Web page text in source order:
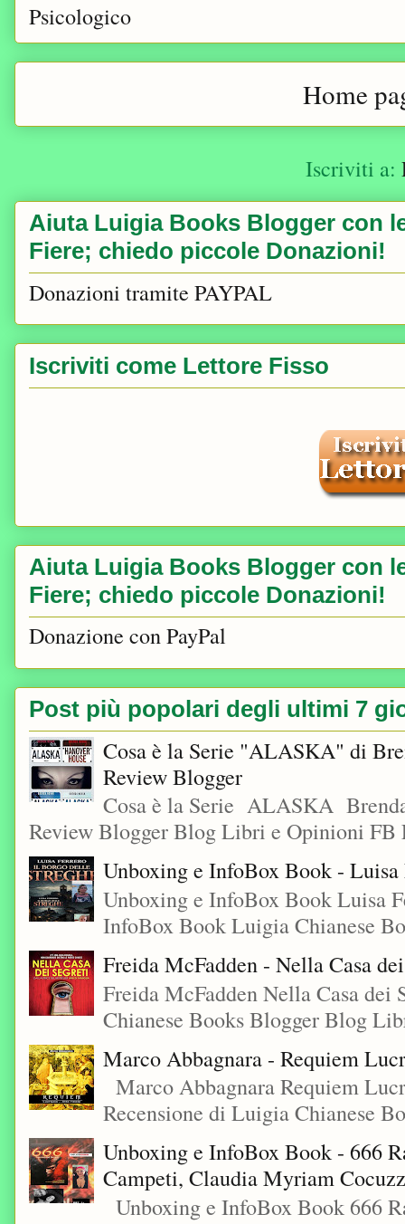
Psicologico
Home
Iscriviti a:
Aiuta Luigia Books Blogger con
Fiere; chiedo piccole Donazioni!
Donazioni tramite PAYPAL
Iscriviti come Lettore Fisso
Aiuta Luigia Books Blogger con
Fiere; chiedo piccole Donazioni!
Donazione con PayPal
Post più popolari degli ultimi 7
Cosa è la Serie "ALASKA" di
Review Blogger
Cosa è la Serie ALASKA
Review Blogger Blog Libri e Opinioni
Unboxing e InfoBox Book -
Unboxing e InfoBox Book Luisa
InfoBox Book Luigia Chianese
Freida McFadden - Nella Casa
Freida McFadden Nella Casa
Chianese Books Blogger Blog
Marco Abbagnara - Requiem
Marco Abbagnara Requiem
Recensione di Luigia Chianese
Unboxing e InfoBox Book - 666
Campeti, Claudia Myriam
Unboxing e InfoBox Book 666